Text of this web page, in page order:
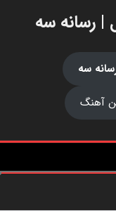
| رسانه سه
سه
آهنگ